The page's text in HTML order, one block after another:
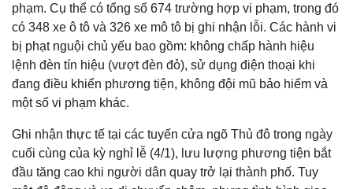
phạm. Cụ thể có tổng số 674 trường hợp vi phạm, trong đó
có 348 xe ô tô và 326 xe mô tô bị ghi nhận lỗi. Các hành vi
bị phạt nguội chủ yếu bao gồm: không chấp hành hiệu
lệnh đèn tín hiệu (vượt đèn đỏ), sử dụng điện thoại khi
đang điều khiển phương tiện, không đội mũ bảo hiểm và
một số vi phạm khác.
Ghi nhận thực tế tại các tuyến cửa ngõ Thủ đô trong ngày
cuối cùng của kỳ nghỉ lễ (4/1), lưu lượng phương tiện bắt
đầu tăng cao khi người dân quay trở lại thành phố. Tuy